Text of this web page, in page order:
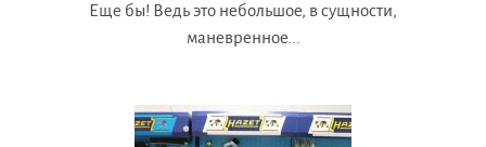
Еще бы! Ведь это небольшое, в сущности,
маневренное...